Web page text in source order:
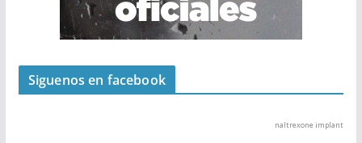
Siguenos en facebook
naltrexone implant